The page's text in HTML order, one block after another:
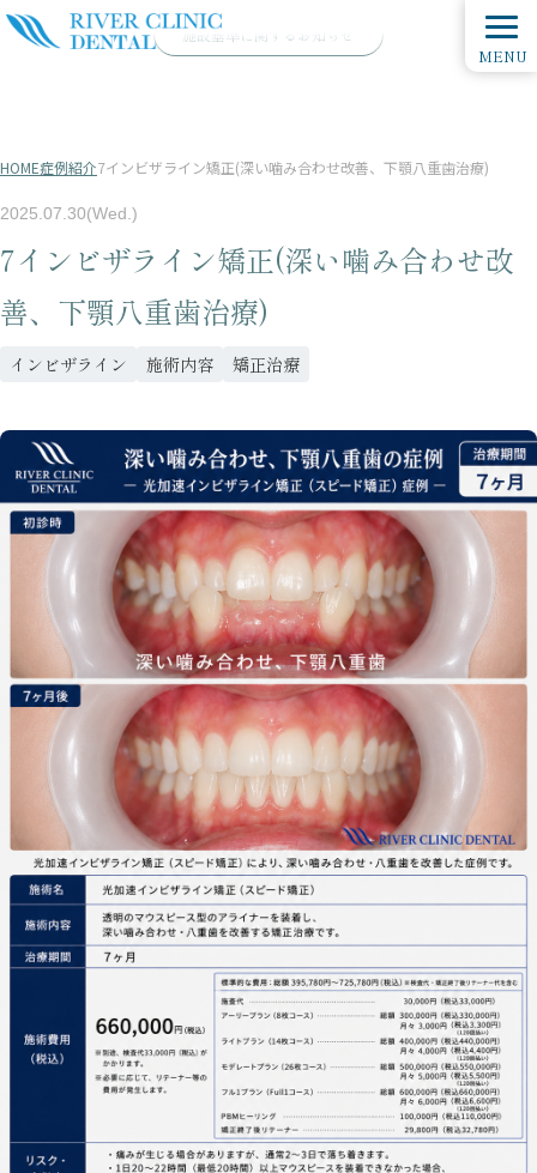
施設基準に関するお知らせ
HOME症例紹介7インビザライン矯正(深い噛み合わせ改善、下顎八重歯治療)
MENU
2025.07.30(Wed.)
7インビザライン矯正(深い噛み合わせ改
善、下顎八重歯治療)
インビザライン 施術内容 矯正治療